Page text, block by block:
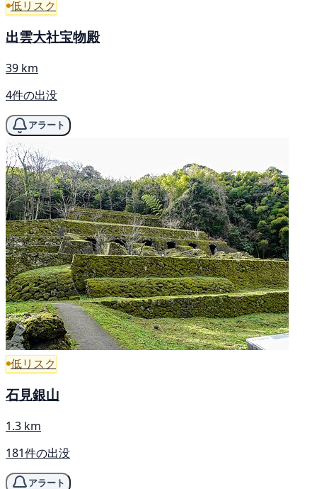
低リスク
出雲大社宝物殿
39 km
4件の出没
アラート
低リスク
石見銀山
1.3 km
181件の出没
アラート